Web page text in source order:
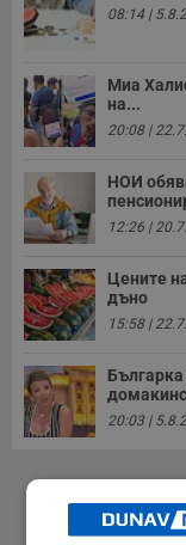
08:14 |
Миа
на...
20:08 |
НОИ
12:26 |
Цените
дъно
15:58 |
20:03 |